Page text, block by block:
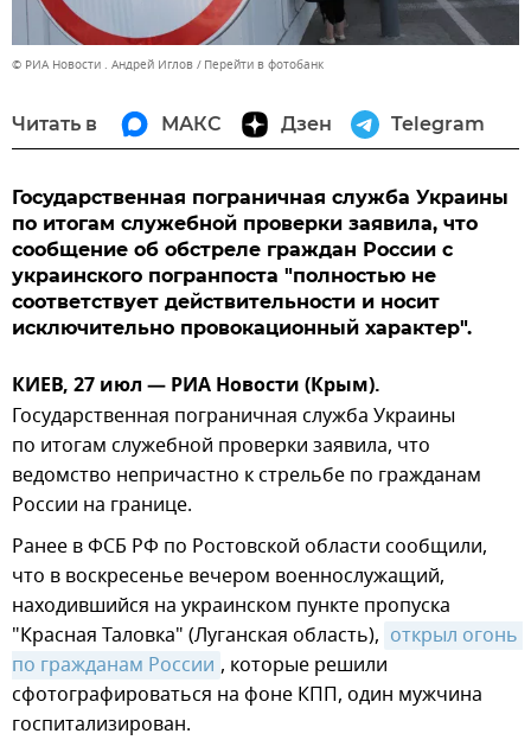
© РИА Новости . Андрей Иглов Перейти в фотобанк
Читать в МАКС Дзен Telegram
Государственная пограничная служба Украины
по итогам служебной проверки заявила, что
сообщение об обстреле граждан России с
украинского погранпоста "полностью не
соответствует действительности и носит
исключительно провокационный характер".
КИЕВ, 27 июл — РИА Новости (Крым).
Государственная пограничная служба Украины
по итогам служебной проверки заявила, что
ведомство непричастно к стрельбе по гражданам
России на границе.
Ранее в ФСБ РФ по Ростовской области сообщили,
что в воскресенье вечером военнослужащий,
находившийся на украинском пункте пропуска
"Красная Таловка" (Луганская область), открыл огонь
по гражданам России , которые решили
сфотографироваться на фоне КПП, один мужчина
госпитализирован.